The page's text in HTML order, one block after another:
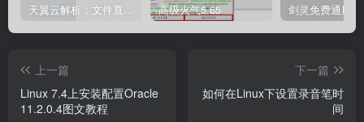
天翼云解析：文件直链获取源码 高级火气5.65
上一篇
Linux 7.4上安装配置Oracle
11.2.0.4图文教程
下一篇
如何在Linux下设置录音笔时
间